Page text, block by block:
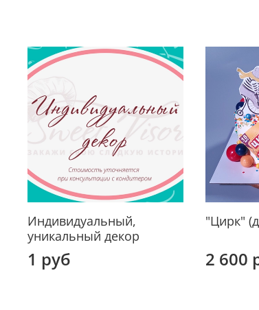
Индивидуальный,
уникальный декор
1 руб
"Цирк"
2 600